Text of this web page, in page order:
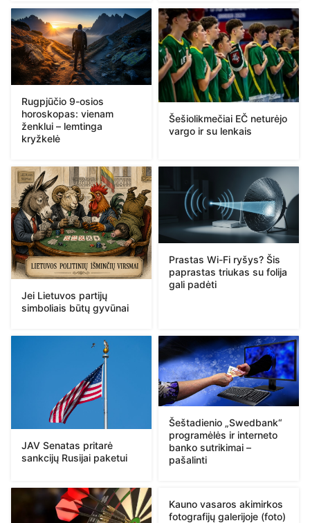
Rugpjūčio 9-osios
horoskopas: vienam
ženklui – lemtinga
kryžkelė
Šešiolikmečiai EČ neturėjo
vargo ir su lenkais
Jei Lietuvos partijų
simboliais būtų gyvūnai
Prastas Wi-Fi ryšys? Šis
paprastas triukas su folija
gali padėti
JAV Senatas pritarė
sankcijų Rusijai paketui
Šeštadienio „Swedbank“
programėlės ir interneto
banko sutrikimai –
pašalinti
Kauno vasaros akimirkos
fotografijų galerijoje (foto)